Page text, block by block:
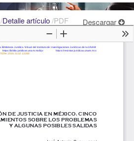
/Detalle artículo/PDF Descargar